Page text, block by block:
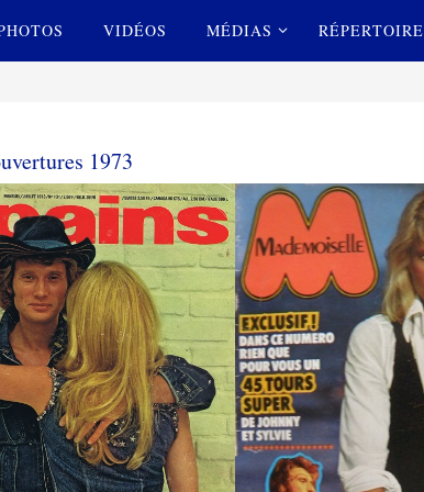
VIDÉOS MÉDIAS RÉPERTOIRE
1973